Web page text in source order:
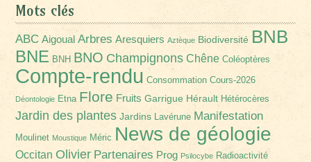
Mots clés
ABC Aigoual Arbres Aresquiers Aztèque Biodiversité BNB
BNE BNH BNO Champignons Chêne Coléoptères
Compte-rendu Consommation Cours-2026
Déontologie Etna Flore Fruits Garrigue Hérault Hétérocères
Jardin des plantes Jardins Lavérune Manifestation
Moulinet Moustique Méric News de géologie
Occitan Olivier Partenaires Prog Psilocybe Radioactivité